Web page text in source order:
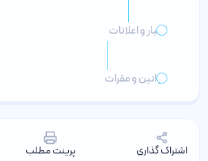
اخبار و اعلانات
قوانین و مقرات
اشتراک گذاری پرینت مطلب